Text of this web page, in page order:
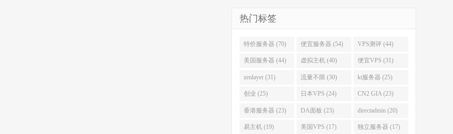
热门标签
特价服务器 (70) 便宜服务器 (54) VPS测评 (44)
美国服务器 (44) 虚拟主机 (40) 便宜VPS (31)
zenlayer (31) 流量不限 (30) kt服务器 (25)
创业 (25) 日本VPS (24) CN2 GIA (23)
香港服务器 (23) DA面板 (23) directadmin (20)
易主机 (19) 美国VPS (17) 独立服务器 (17)